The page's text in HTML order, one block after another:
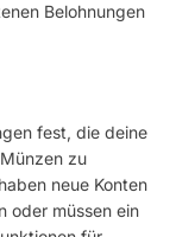
Belohnungen
fest, die deine
zu
neue Konten
oder müssen ein